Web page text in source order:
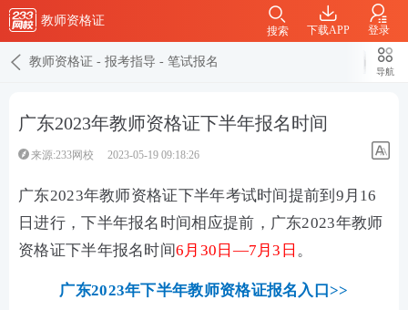
教师资格证
下载APP 登录
搜索
教师资格证 - 报考指导 - 笔试报名
导航
广东2023年教师资格证下半年报名时间
来源:233网校 2023-05-19 09:18:26
广东2023年教师资格证下半年考试时间提前到9月16
日进行，下半年报名时间相应提前，广东2023年教师
资格证下半年报名时间6月30日—7月3日 。
广东2023年下半年教师资格证报名入口>>